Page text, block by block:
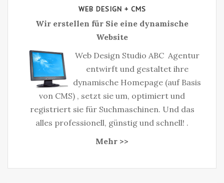
WEB DESIGN + CMS
Wir erstellen für Sie eine dynamische
Website
Web Design Studio ABC Agentur
entwirft und gestaltet ihre
dynamische Homepage (auf Basis
von CMS) , setzt sie um, optimiert und
registriert sie für Suchmaschinen. Und das
alles professionell, günstig und schnell! .
Mehr >>